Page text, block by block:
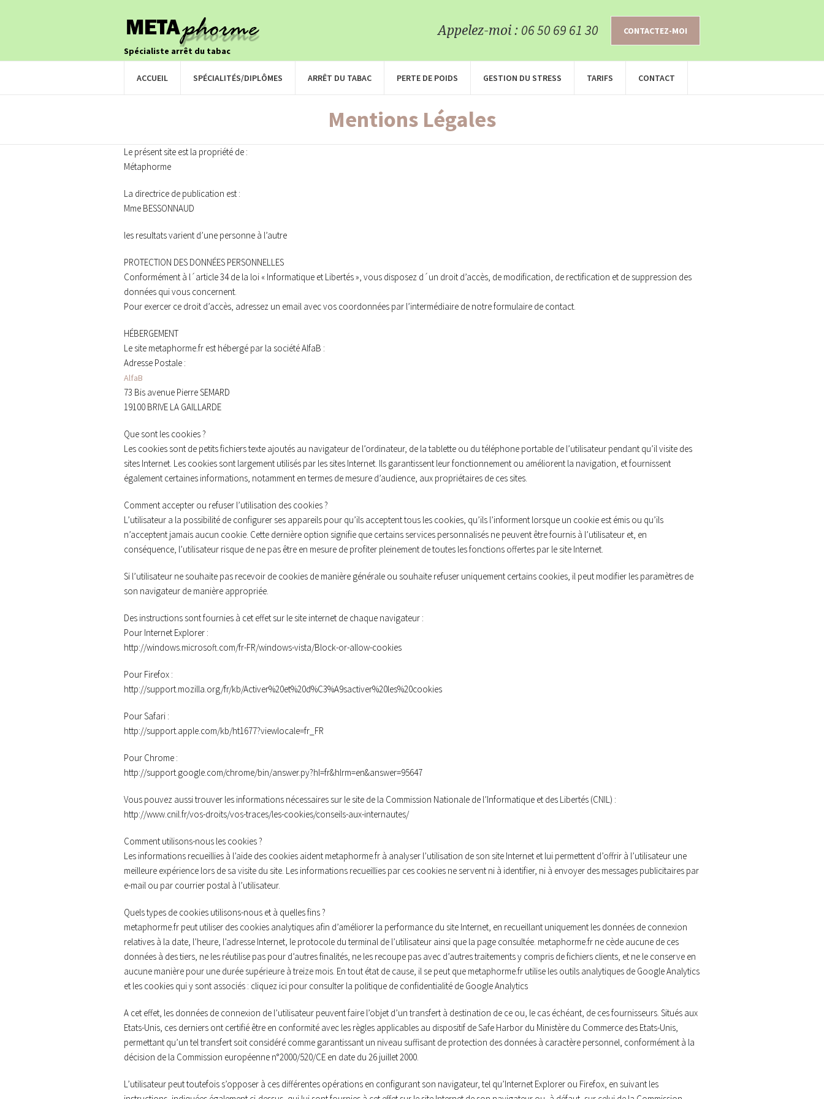
Spécialiste arrêt du tabac
Appelez-moi : 06 50 69 61 30 CONTACTEZ-MOI
ACCUEIL SPÉCIALITÉS/DIPLÔMES ARRÊT DU TABAC PERTE DE POIDS GESTION DU STRESS TARIFS CONTACT
Mentions Légales
Le présent site est la propriété de :
Métaphorme
La directrice de publication est :
Mme BESSONNAUD
les resultats varient d’une personne à l’autre
PROTECTION DES DONNÉES PERSONNELLES
Conformément à l´article 34 de la loi « Informatique et Libertés », vous disposez d´un droit d’accès, de modification, de rectification et de suppression des
données qui vous concernent.
Pour exercer ce droit d’accès, adressez un email avec vos coordonnées par l’intermédiaire de notre formulaire de contact.
HÉBERGEMENT
Le site metaphorme.fr est hébergé par la société AlfaB :
Adresse Postale :
AlfaB
73 Bis avenue Pierre SEMARD
19100 BRIVE LA GAILLARDE
Que sont les cookies ?
Les cookies sont de petits fichiers texte ajoutés au navigateur de l’ordinateur, de la tablette ou du téléphone portable de l’utilisateur pendant qu’il visite des
sites Internet. Les cookies sont largement utilisés par les sites Internet. Ils garantissent leur fonctionnement ou améliorent la navigation, et fournissent
également certaines informations, notamment en termes de mesure d’audience, aux propriétaires de ces sites.
Comment accepter ou refuser l’utilisation des cookies ?
L’utilisateur a la possibilité de configurer ses appareils pour qu’ils acceptent tous les cookies, qu’ils l’informent lorsque un cookie est émis ou qu’ils
n’acceptent jamais aucun cookie. Cette dernière option signifie que certains services personnalisés ne peuvent être fournis à l’utilisateur et, en
conséquence, l’utilisateur risque de ne pas être en mesure de profiter pleinement de toutes les fonctions offertes par le site Internet.
Si l’utilisateur ne souhaite pas recevoir de cookies de manière générale ou souhaite refuser uniquement certains cookies, il peut modifier les paramètres de
son navigateur de manière appropriée.
Des instructions sont fournies à cet effet sur le site internet de chaque navigateur :
Pour Internet Explorer :
http://windows.microsoft.com/fr-FR/windows-vista/Block-or-allow-cookies
Pour Firefox :
http://support.mozilla.org/fr/kb/Activer%20et%20d%C3%A9sactiver%20les%20cookies
Pour Safari :
http://support.apple.com/kb/ht1677?viewlocale=fr_FR
Pour Chrome :
http://support.google.com/chrome/bin/answer.py?hl=fr&hlrm=en&answer=95647
Vous pouvez aussi trouver les informations nécessaires sur le site de la Commission Nationale de l’Informatique et des Libertés (CNIL) :
http://www.cnil.fr/vos-droits/vos-traces/les-cookies/conseils-aux-internautes/
Comment utilisons-nous les cookies ?
Les informations recueillies à l’aide des cookies aident metaphorme.fr à analyser l’utilisation de son site Internet et lui permettent d’offrir à l’utilisateur une
meilleure expérience lors de sa visite du site. Les informations recueillies par ces cookies ne servent ni à identifier, ni à envoyer des messages publicitaires par
e-mail ou par courrier postal à l’utilisateur.
Quels types de cookies utilisons-nous et à quelles fins ?
metaphorme.fr peut utiliser des cookies analytiques afin d’améliorer la performance du site Internet, en recueillant uniquement les données de connexion
relatives à la date, l’heure, l’adresse Internet, le protocole du terminal de l’utilisateur ainsi que la page consultée. metaphorme.fr ne cède aucune de ces
données à des tiers, ne les réutilise pas pour d’autres finalités, ne les recoupe pas avec d’autres traitements y compris de fichiers clients, et ne le conserve en
aucune manière pour une durée supérieure à treize mois. En tout état de cause, il se peut que metaphorme.fr utilise les outils analytiques de Google Analytics
et les cookies qui y sont associés : cliquez ici pour consulter la politique de confidentialité de Google Analytics
A cet effet, les données de connexion de l’utilisateur peuvent faire l’objet d’un transfert à destination de ce ou, le cas échéant, de ces fournisseurs. Situés aux
Etats-Unis, ces derniers ont certifié être en conformité avec les règles applicables au dispositif de Safe Harbor du Ministère du Commerce des Etats-Unis,
permettant qu’un tel transfert soit considéré comme garantissant un niveau suffisant de protection des données à caractère personnel, conformément à la
décision de la Commission européenne n°2000/520/CE en date du 26 juillet 2000.
L’utilisateur peut toutefois s’opposer à ces différentes opérations en configurant son navigateur, tel qu’Internet Explorer ou Firefox, en suivant les